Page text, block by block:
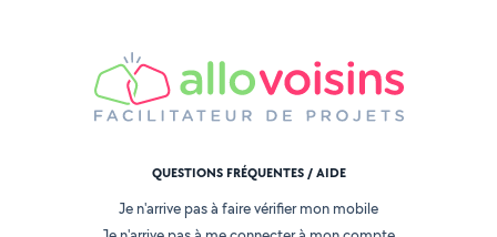
QUESTIONS FRÉQUENTES / AIDE
Je n'arrive pas à faire vérifier mon mobile